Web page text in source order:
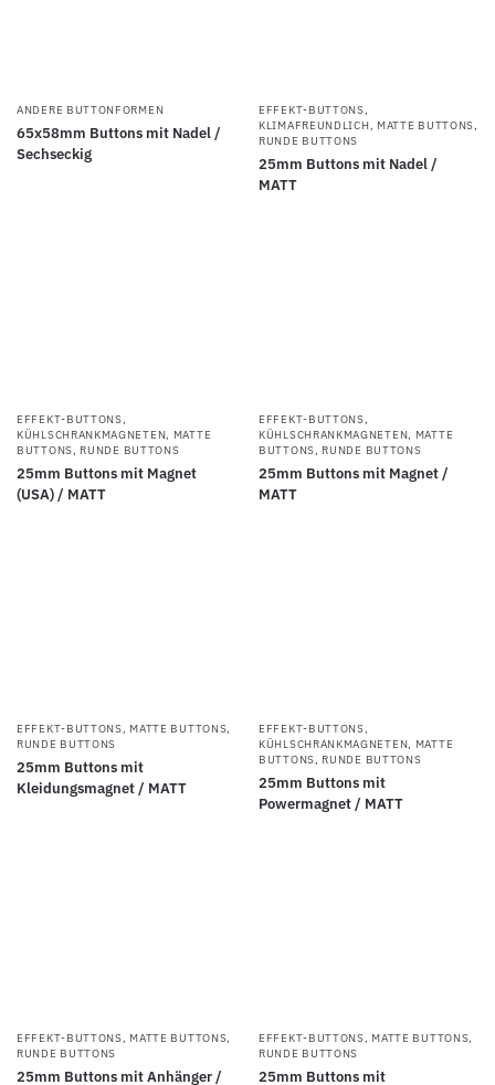
ANDERE BUTTONFORMEN
65x58mm Buttons mit Nadel /
Sechseckig
EFFEKT-BUTTONS,
KLIMAFREUNDLICH, MATTE BUTTONS,
RUNDE BUTTONS
25mm Buttons mit Nadel /
MATT
EFFEKT-BUTTONS,
KÜHLSCHRANKMAGNETEN, MATTE
BUTTONS, RUNDE BUTTONS
25mm Buttons mit Magnet
(USA) / MATT
EFFEKT-BUTTONS,
KÜHLSCHRANKMAGNETEN, MATTE
BUTTONS, RUNDE BUTTONS
25mm Buttons mit Magnet /
MATT
EFFEKT-BUTTONS, MATTE BUTTONS,
RUNDE BUTTONS
25mm Buttons mit
Kleidungsmagnet / MATT
EFFEKT-BUTTONS,
KÜHLSCHRANKMAGNETEN, MATTE
BUTTONS, RUNDE BUTTONS
25mm Buttons mit
Powermagnet / MATT
EFFEKT-BUTTONS, MATTE BUTTONS,
RUNDE BUTTONS
25mm Buttons mit Anhänger /
EFFEKT-BUTTONS, MATTE BUTTONS,
RUNDE BUTTONS
25mm Buttons mit